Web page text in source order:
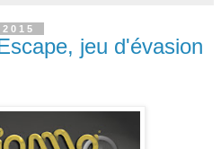
jeu d'évasion